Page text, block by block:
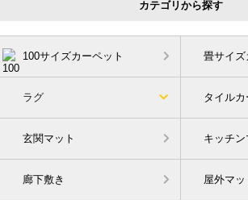
カテゴリから探す
100サイズカーペット 畳サイズ
ラグ タイルカ
玄関マット キッチン
廊下敷き 屋外マッ